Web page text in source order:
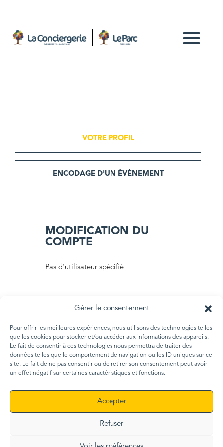
Gérer le consentement
Pour offrir les meilleures expériences, nous utilisons des technologies telles
que les cookies pour stocker et/ou accéder aux informations des appareils.
Le fait de consentir à ces technologies nous permettra de traiter des
données telles que le comportement de navigation ou les ID uniques sur ce
site. Le fait de ne pas consentir ou de retirer son consentement peut avoir
un effet négatif sur certaines caractéristiques et fonctions.
Accepter
Refuser
VOTRE PROFIL
ENCODAGE D'UN ÉVÈNEMENT
MODIFICATION DU
COMPTE
Pas d'utilisateur spécifié
MENTIONS LÉGALES
POLITIQUE DE CONFIDENTIALITÉ
Copyright © 2026 La Conciergerie - All Rights Reserved